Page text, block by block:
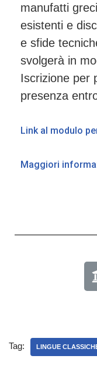
manufatti
esistenti e
e sfide
svolgerà in
Iscrizione per
presenza
Link al modulo
Maggiori
Tag: LINGUE